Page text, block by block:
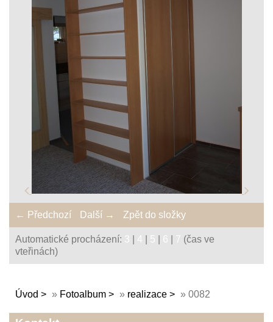
← Předchozí Další → Zpět do složky
Automatické procházení: 3 4 5 6 7 (čas ve
vteřinách)
Úvod » Fotoalbum » realizace » 0082